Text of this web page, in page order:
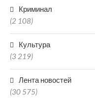
Криминал
(2 108)
Культура
(3 219)
Лента новостей
(30 575)